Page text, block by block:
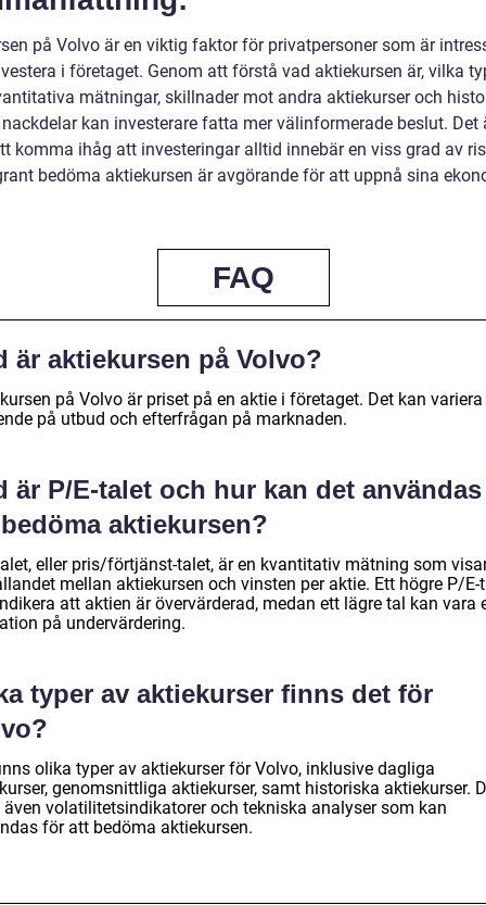
på Volvo är en viktig faktor för privatpersoner som är
i företaget. Genom att förstå vad aktiekursen är, vilka
mätningar, skillnader mot andra aktiekurser och
kan investerare fatta mer välinformerade beslut. Det
komma ihåg att investeringar alltid innebär en viss grad av
bedöma aktiekursen är avgörande för att uppnå sina
FAQ
är aktiekursen på Volvo?
på Volvo är priset på en aktie i företaget. Det kan variera
på utbud och efterfrågan på marknaden.
är P/E-talet och hur kan det
aktiekursen?
eller pris/förtjänst-talet, är en kvantitativ mätning som
mellan aktiekursen och vinsten per aktie. Ett högre P/E-
att aktien är övervärderad, medan ett lägre tal kan vara
på undervärdering.
typer av aktiekurser finns det för
olika typer av aktiekurser för Volvo, inklusive dagliga
genomsnittliga aktiekurser, samt historiska aktiekurser.
volatilitetsindikatorer och tekniska analyser som kan
för att bedöma aktiekursen.